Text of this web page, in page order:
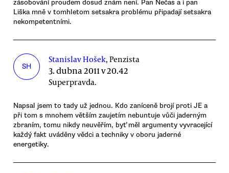
zásobování proudem dosud znám není. Pan Nečas a i pan
Liška mně v tomhletom setsakra problému připadají setsakra
nekompetentními.
SH
Stanislav Hošek, Penzista
3. dubna 2011 v 20.42
Superpravda.
Napsal jsem to tady už jednou. Kdo zaníceně brojí proti JE a
při tom s mnohem větším zaujetím nebuntuje vůči jaderným
zbraním, tomu nikdy neuvěřím, byť měl argumenty vyvracející
každý fakt uváděny vědci a techniky v oboru jaderné
energetiky.